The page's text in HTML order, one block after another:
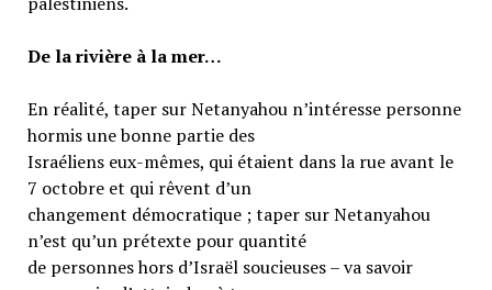
De la rivière à la mer…
En réalité, taper sur Netanyahou n’intéresse personne
hormis une bonne partie des
Israéliens eux-mêmes, qui étaient dans la rue avant le
7 octobre et qui rêvent d’un
changement démocratique ; taper sur Netanyahou
n’est qu’un prétexte pour quantité
de personnes hors d’Israël soucieuses – va savoir